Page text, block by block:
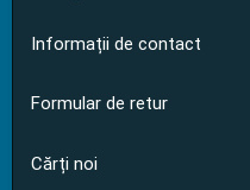
Informații de contact
Formular de retur
Cărți noi